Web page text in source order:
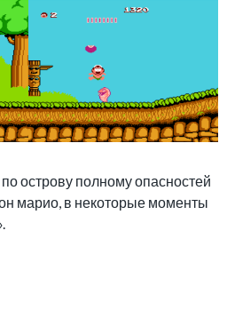
острову полному опасностей
марио, в некоторые моменты